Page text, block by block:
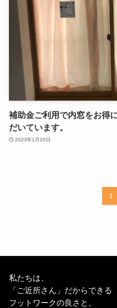
補助金ご利用で内窓をお得
だいています。
2023年1月20日
1
私たちは、
「ご近所さん」だからできる
フットワークの良さと、